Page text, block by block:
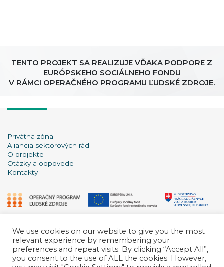
TENTO PROJEKT SA REALIZUJE VĎAKA PODPORE Z
EURÓPSKEHO SOCIÁLNEHO FONDU
V RÁMCI OPERAČNÉHO PROGRAMU ĽUDSKÉ ZDROJE.
Privátna zóna
Aliancia sektorových rád
O projekte
Otázky a odpovede
Kontakty
We use cookies on our website to give you the most
relevant experience by remembering your
preferences and repeat visits. By clicking “Accept All”,
you consent to the use of ALL the cookies. However,